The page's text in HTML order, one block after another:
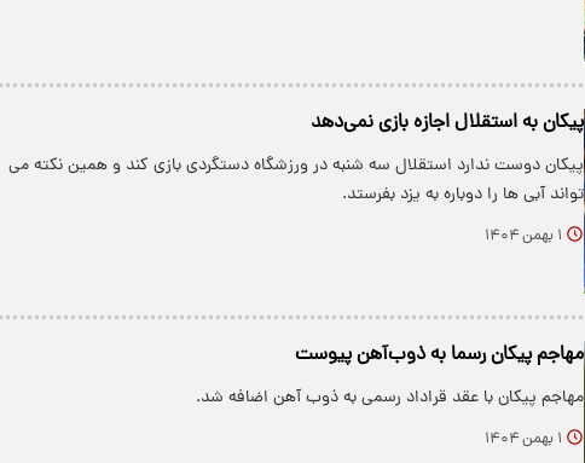
پیکان به استقلال اجازه بازی نمی‌دهد
پیکان دوست ندارد استقلال سه شنبه در ورزشگاه دستگردی بازی کند و همین نکته می
تواند آبی ها را دوباره به یزد بفرستد.
۱ بهمن ۱۴۰۴
مهاجم پیکان رسما به ذوب‌آهن پیوست
مهاجم پیکان با عقد قراداد رسمی به ذوب آهن اضافه شد.
۱ بهمن ۱۴۰۴